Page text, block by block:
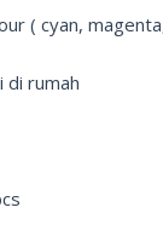
( cyan,
di rumah